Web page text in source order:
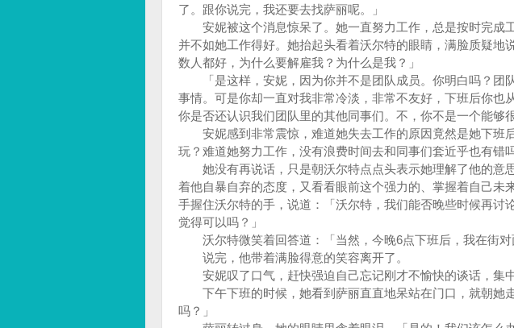
了。跟你说完，我还要去找萨丽呢。」
安妮被这个消息惊呆了。她一直努力工作，总是按时完成
并不如她工作得好。她抬起头看着沃尔特的眼睛，满脸质疑地
数人都好，为什么要解雇我？为什么是我？」
「是这样，安妮，因为你并不是团队成员。你明白吗？团
事情。可是你却一直对我非常冷淡，非常不友好，下班后你也
你是否还认识我们团队里的其他同事们。不，你不是一个能够
安妮感到非常震惊，难道她失去工作的原因竟然是她下班
玩？难道她努力工作，没有浪费时间去和同事们套近乎也有错
她没有再说话，只是朝沃尔特点点头表示她理解了他的意
着他自暴自弃的态度，又看看眼前这个强力的、掌握着自己未
手握住沃尔特的手，说道：「沃尔特，我们能否晚些时候再讨
觉得可以吗？」
沃尔特微笑着回答道：「当然，今晚6点下班后，我在街对
说完，他带着满脸得意的笑容离开了。
安妮叹了口气，赶快强迫自己忘记刚才不愉快的谈话，集中
下午下班的时候，她看到萨丽直直地呆站在门口，就朝她
吗？」